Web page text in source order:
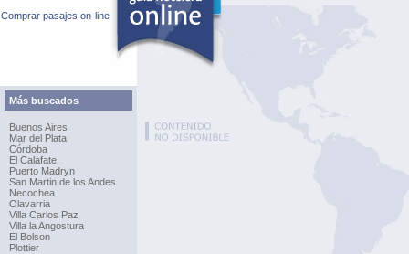
Comprar pasajes on-line
Más buscados
Buenos Aires
Mar del Plata
Córdoba
El Calafate
Puerto Madryn
San Martin de los Andes
Necochea
Olavarria
Villa Carlos Paz
Villa la Angostura
El Bolson
Plottier